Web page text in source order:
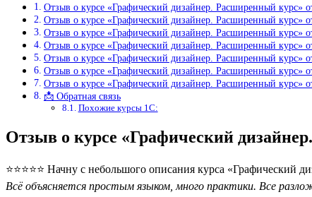
Отзыв о курсе «Графический дизайнер. Расширенный курс»
Отзыв о курсе «Графический дизайнер. Расширенный курс»
Отзыв о курсе «Графический дизайнер. Расширенный курс»
Отзыв о курсе «Графический дизайнер. Расширенный курс»
Отзыв о курсе «Графический дизайнер. Расширенный курс»
Отзыв о курсе «Графический дизайнер. Расширенный курс»
Отзыв о курсе «Графический дизайнер. Расширенный курс»
📩 Обратная связь
Похожие курсы 1С:
Отзыв о курсе «Графический
⭐⭐⭐⭐⭐ Начну с небольшого описания курса
Всё объясняется простым языком, много практики. Все